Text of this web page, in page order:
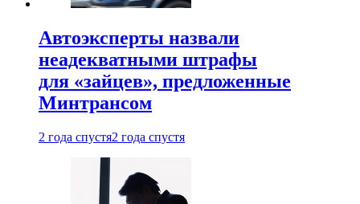
Автоэксперты назвали
неадекватными штрафы
для «зайцев», предложенные
Минтрансом
2 года спустя2 года спустя